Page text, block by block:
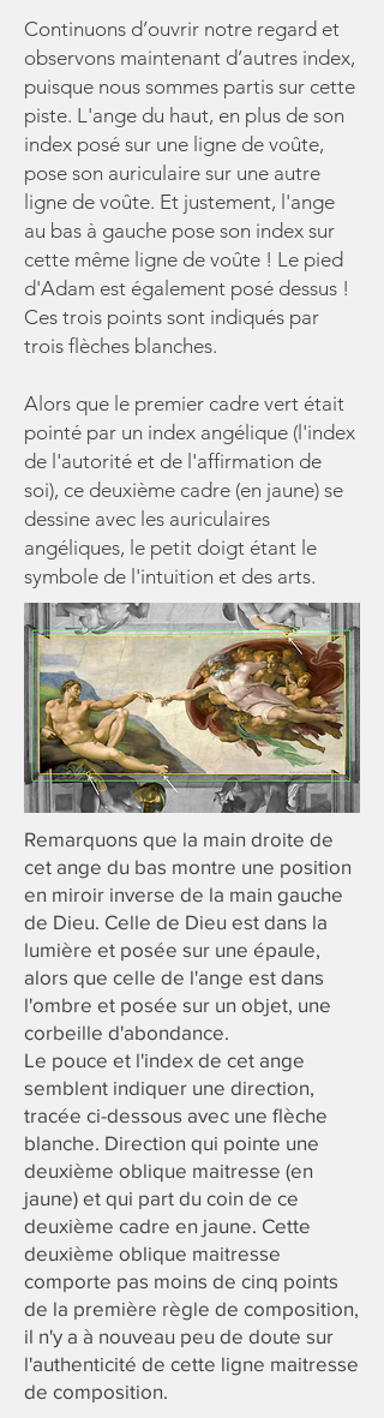
Continuons d’ouvrir notre regard et
observons maintenant d’autres index,
puisque nous sommes partis sur cette
piste. L'ange du haut, en plus de son
index posé sur une ligne de voûte,
pose son auriculaire sur une autre
ligne de voûte. Et justement, l'ange
au bas à gauche pose son index sur
cette même ligne de voûte ! Le pied
d'Adam est également posé dessus !
Ces trois points sont indiqués par
trois flèches blanches.
Alors que le premier cadre vert était
pointé par un index angélique (l'index
de l'autorité et de l'affirmation de
soi), ce deuxième cadre (en jaune) se
dessine avec les auriculaires
angéliques, le petit doigt étant le
symbole de l'intuition et des arts.
Remarquons que la main droite de
cet ange du bas montre une position
en miroir inverse de la main gauche
de Dieu. Celle de Dieu est dans la
lumière et posée sur une épaule,
alors que celle de l'ange est dans
l'ombre et posée sur un objet, une
corbeille d'abondance.
Le pouce et l'index de cet ange
semblent indiquer une direction,
tracée ci-dessous avec une flèche
blanche. Direction qui pointe une
deuxième oblique maitresse (en
jaune) et qui part du coin de ce
deuxième cadre en jaune. Cette
deuxième oblique maitresse
comporte pas moins de cinq points
de la première règle de composition,
il n'y a à nouveau peu de doute sur
l'authenticité de cette ligne maitresse
de composition.